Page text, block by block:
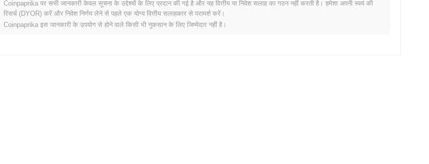
McCheese (MCCHEESE) FAQ – मुख्य मेट्रिक्स और बाजार अंतर्दृष्टि
McCheese (MCCHEESE) कहाँ से खरीद सकता हूँ?
Coinpaprika पर सभी जानकारी केवल सूचना के उद्देश्यों के लिए प्रदान की गई है और यह वित्तीय या निवेश सलाह का गठन नहीं करती है। हमेशा अपनी स्वयं की
रिसर्च (DYOR) करें और निवेश निर्णय लेने से पहले एक योग्य वित्तीय सलाहकार से परामर्श करें।
Coinpaprika इस जानकारी के उपयोग से होने वाले किसी भी नुकसान के लिए जिम्मेदार नहीं है।